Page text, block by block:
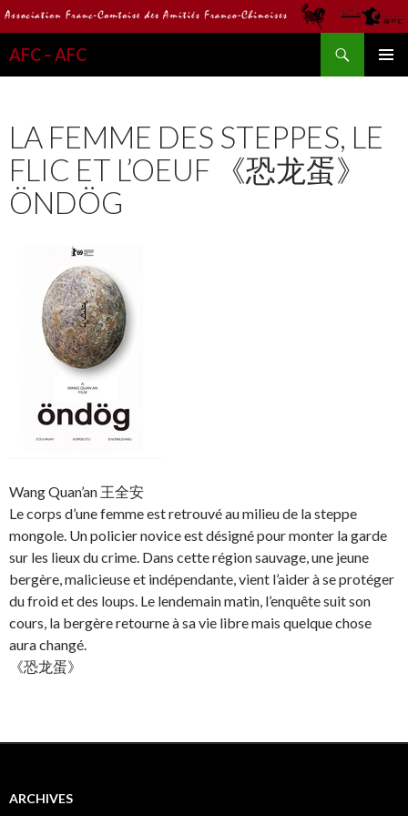
AFC – AFC
LA FEMME DES STEPPES, LE
FLIC ET L’OEUF 《恐龙蛋》
ÖNDÖG
Wang Quan’an 王全安
Le corps d’une femme est retrouvé au milieu de la steppe
mongole. Un policier novice est désigné pour monter la garde
sur les lieux du crime. Dans cette région sauvage, une jeune
bergère, malicieuse et indépendante, vient l’aider à se protéger
du froid et des loups. Le lendemain matin, l’enquête suit son
cours, la bergère retourne à sa vie libre mais quelque chose
aura changé.
《恐龙蛋》
ARCHIVES